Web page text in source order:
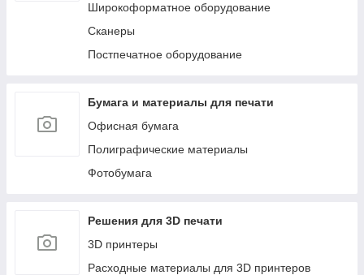
Широкоформатное оборудование
Сканеры
Постпечатное оборудование
Бумага и материалы для печати
Офисная бумага
Полиграфические материалы
Фотобумага
Решения для 3D печати
3D принтеры
Расходные материалы для 3D принтеров